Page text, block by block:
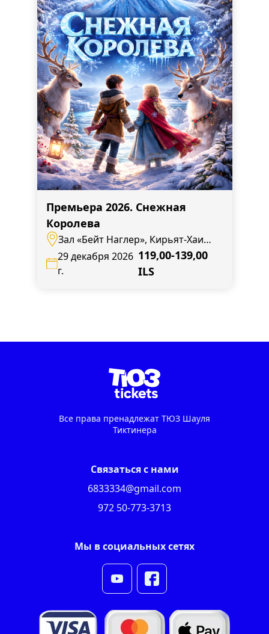
Премьера 2026. Снежная
Королева
Зал «Бейт Наглер», Кирьят-Хаим,
ул. Бен Цви, 14
29 декабря 2026
г.
119,00-139,00
ILS
Все права пренадлежат ТЮЗ Шауля
Тиктинера
Связаться с нами
6833334@gmail.com
972 50-773-3713
Мы в социальных сетях